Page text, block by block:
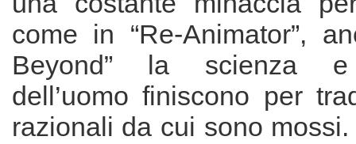
come in “Re-Animator”,
Beyond” la scienza e
dell’uomo finiscono per
razionali da cui sono